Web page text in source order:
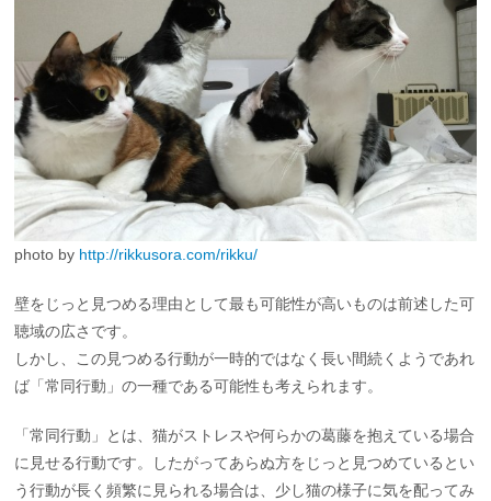
photo by http://rikkusora.com/rikku/
壁をじっと見つめる理由として最も可能性が高いものは前述した可
聴域の広さです。
しかし、この見つめる行動が一時的ではなく長い間続くようであれ
ば「常同行動」の一種である可能性も考えられます。
「常同行動」とは、猫がストレスや何らかの葛藤を抱えている場合
に見せる行動です。したがってあらぬ方をじっと見つめているとい
う行動が長く頻繁に見られる場合は、少し猫の様子に気を配ってみ